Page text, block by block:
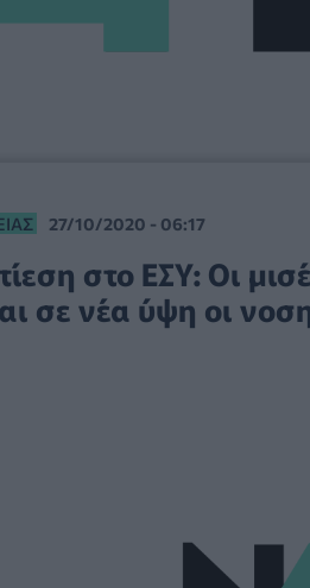
27/10/2020 - 06:17
στο ΕΣΥ: Οι
σε νέα ύψη οι